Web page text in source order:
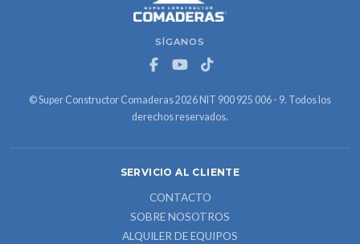
SÍGANOS
© Super Constructor Comaderas 2026 NIT 900 925 006 - 9. Todos los
derechos reservados.
SERVICIO AL CLIENTE
CONTACTO
SOBRE NOSOTROS
ALQUILER DE EQUIPOS